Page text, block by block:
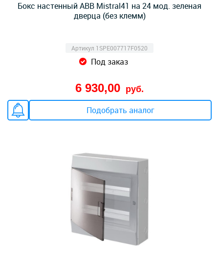
Бокс настенный ABB Mistral41 на 24 мод. зеленая
дверца (без клемм)
Артикул 1SPE007717F0520
Под заказ
6 930,00 руб.
Подобрать аналог